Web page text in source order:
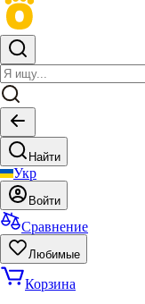
Найти
Укр
Войти
Сравнение
Любимые
Корзина